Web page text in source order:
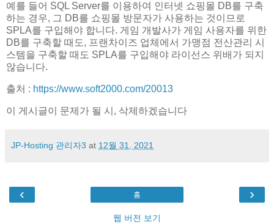
예를 들어 SQL Server를 이용하여 인터넷 쇼핑몰 DB를 구축
하는 경우, 그 DB를 쇼핑몰 방문자가 사용하는 것이므로
SPLA를 구입해야 합니다. 게임 개발사가 게임 사용자를 위한
DB를 구축할 때도, 프랜차이즈 업체에서 가맹점 전산관리 시
스템을 구축할 때도 SPLA를 구입해야 라이선스 위배가 되지
않습니다.
출처 : https://www.soft2000.com/20013
이 게시글이 문제가 될 시, 삭제하겠습니다
JP-Hosting 관리자3 at 12월 31, 2021
‹ ›
홈
웹 버전 보기